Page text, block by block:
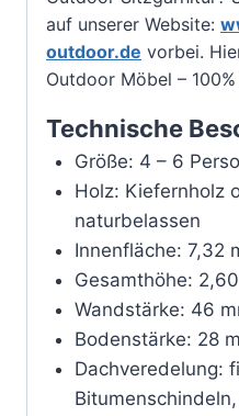
auf unserer Website:
outdoor.de vorbei.
Outdoor Möbel –
Technische
Größe: 4 – 6
Holz: Kiefernholz
naturbelassen
Innenfläche: 7,32
Gesamthöhe:
Wandstärke: 46
Bodenstärke: 28
Dachveredelung: